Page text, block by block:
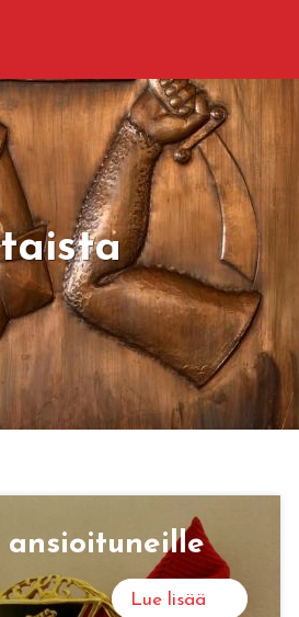
an­sioi­tu­neil­le
Lue lisää